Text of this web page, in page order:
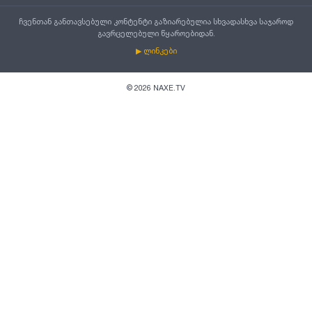
ჩვენთან განთავსებული კონტენტი გაზიარებულია სხვადასხვა საჯაროდ
გავრცელებული წყაროებიდან.
▶ ლინკები
© 2026 NAXE.TV